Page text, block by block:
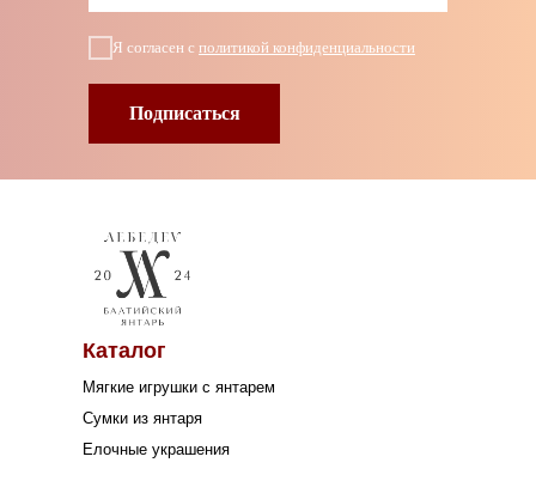
Я согласен с политикой конфиденциальности
Подписаться
Каталог
Мягкие игрушки с янтарем
Сумки из янтаря
Елочные украшения